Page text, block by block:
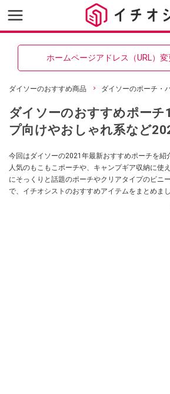
ホームページアドレス（URL）
ダイソーのおすすめ商品 ダイソーのポーチ・
ダイソーのおすすめポーチ
プ向けやおしゃれ系など
今回はダイソーの2021年最新おすすめポーチを紹
人気のもこもこポーチや、キャンプギア収納に使
にそっくりと話題のポーチやクリアタイプのビニ
で、イチオシストのおすすめアイテムをまとめま